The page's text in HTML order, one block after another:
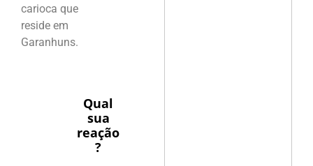
carioca que
reside em
Garanhuns.
Qual
sua
reação
?